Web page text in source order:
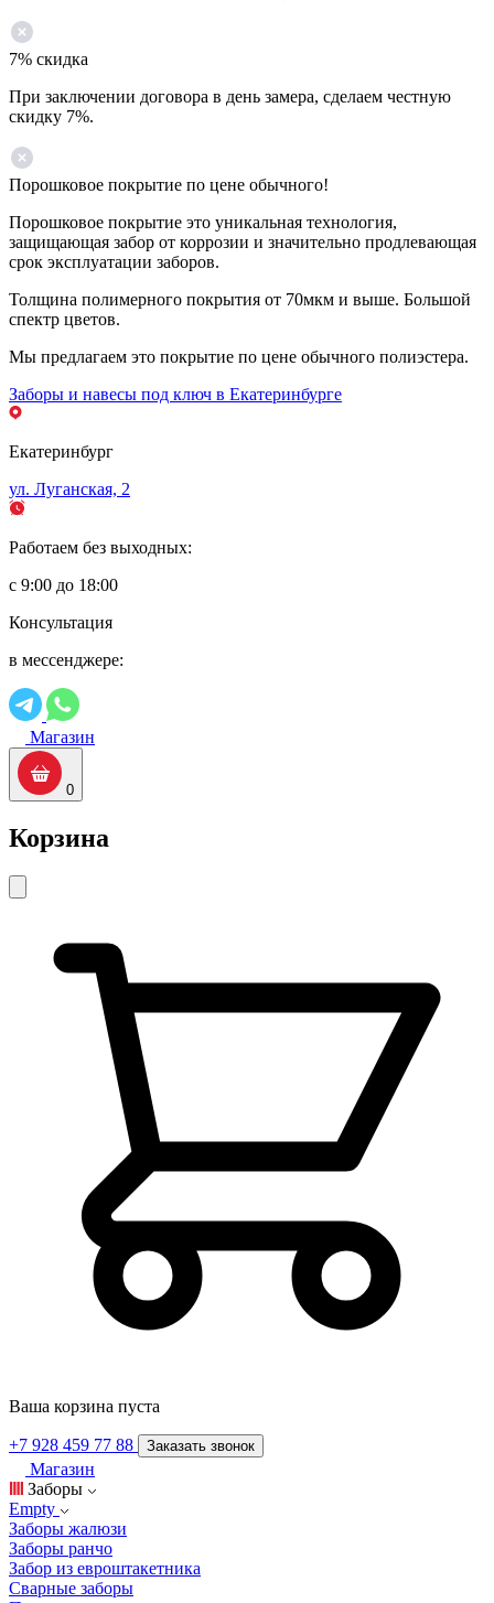
7% скидка
При заключении договора в день замера, сделаем честную
скидку 7%.
Порошковое покрытие по цене обычного!
Порошковое покрытие это уникальная технология,
защищающая забор от коррозии и значительно продлевающая
срок эксплуатации заборов.
Толщина полимерного покрытия от 70мкм и выше. Большой
спектр цветов.
Мы предлагаем это покрытие по цене обычного полиэстера.
Заборы и навесы под ключ в Екатеринбурге
Екатеринбург
ул. Луганская, 2
Работаем без выходных:
с 9:00 до 18:00
Консультация
в мессенджере:
Магазин
0
Корзина
Ваша корзина пуста
+7 928 459 77 88 Заказать звонок
Магазин
Заборы
Empty
Заборы жалюзи
Заборы ранчо
Забор из евроштакетника
Сварные заборы